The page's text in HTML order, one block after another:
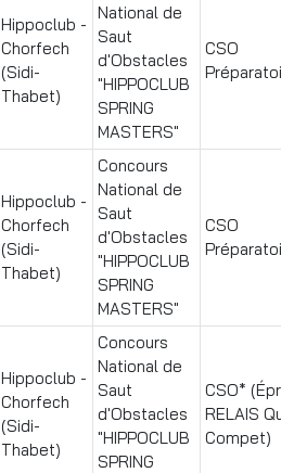
Hippoclub -
Chorfech
(Sidi-
Thabet)
National de
Saut
d'Obstacles
"HIPPOCLUB
SPRING
MASTERS"
CSO
Hippoclub -
Chorfech
(Sidi-
Thabet)
Concours
National de
Saut
d'Obstacles
"HIPPOCLUB
SPRING
MASTERS"
CSO
Hippoclub -
Chorfech
(Sidi-
Thabet)
Concours
National de
Saut
d'Obstacles
"HIPPOCLUB
SPRING
CSO*
RELAIS
Compet)